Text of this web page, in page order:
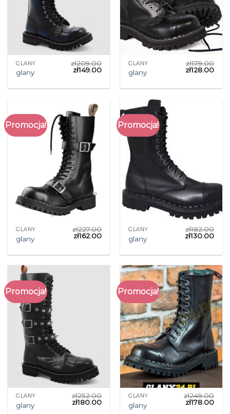
GLANY
glany
zł209.00
zł149.00
GLANY
glany
zł179.00
zł128.00
Promocja!
GLANY
glany
zł227.00
zł162.00
Promocja!
GLANY
glany
zł182.00
zł130.00
Promocja!
GLANY
glany
zł252.00
zł180.00
Promocja!
GLANY
glany
zł249.00
zł178.00